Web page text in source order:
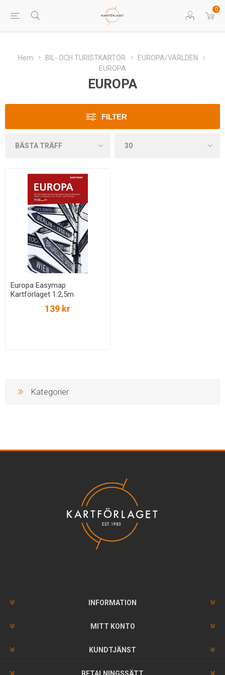
0
Hem BIL- OCH TURISTKARTOR
EUROPA/VÄRLDEN
EUROPA
EUROPA
FILTER
Europa Easymap
Kartförlaget 1:2,5m
139 kr
Kategorier
INFORMATION
MITT KONTO
KUNDTJÄNST
BETALNINGSSÄTT